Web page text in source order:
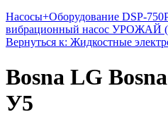
Насосы+Оборудование DSP-
вибрационный насос УРОЖАЙ
Вернуться к: Жидкостные
Bosna LG
У5